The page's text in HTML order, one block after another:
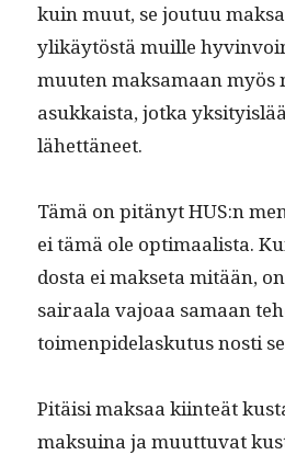
kuin muut, se joutuu
ylikäytöstä muille
muuten mak­samaan myös
asukkaista, jot­ka
lähettäneet.
Tämä on pitänyt HUS:n
ei tämä ole opti­maal­ista.
dos­ta ei mak­se­ta mitään,
sairaala vajoaa samaan
toimen­pide­lasku­tus nos­ti
Pitäisi mak­saa kiin­teät
mak­suina ja muut­tuvat